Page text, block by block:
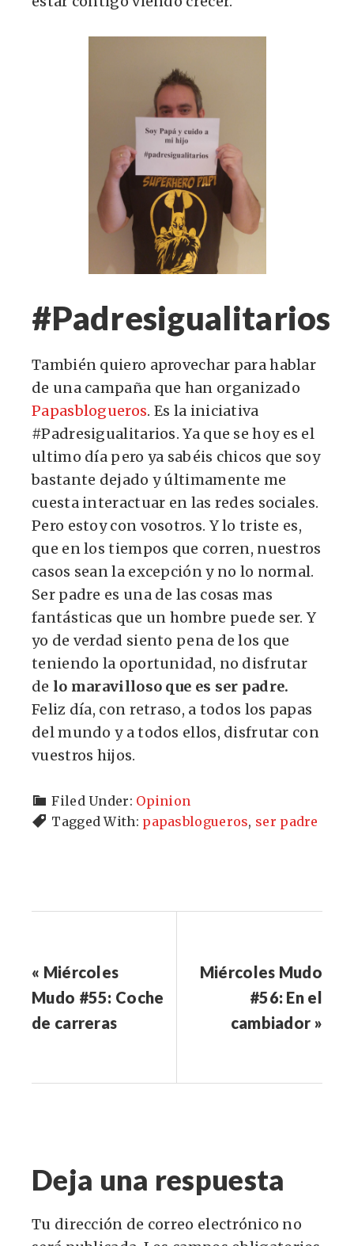
#Padresigualitarios
También quiero aprovechar para hablar
de una campaña que han organizado
Papasblogueros. Es la iniciativa
#Padresigualitarios. Ya que se hoy es el
ultimo día pero ya sabéis chicos que soy
bastante dejado y últimamente me
cuesta interactuar en las redes sociales.
Pero estoy con vosotros. Y lo triste es,
que en los tiempos que corren, nuestros
casos sean la excepción y no lo normal.
Ser padre es una de las cosas mas
fantásticas que un hombre puede ser. Y
yo de verdad siento pena de los que
teniendo la oportunidad, no disfrutar
de lo maravilloso que es ser padre.
Feliz día, con retraso, a todos los papas
del mundo y a todos ellos, disfrutar con
vuestros hijos.
Filed Under: Opinion
Tagged With: papasblogueros, ser padre
« Miércoles
Mudo #55: Coche
de carreras
Miércoles Mudo
#56: En el
cambiador »
Deja una respuesta
Tu dirección de correo electrónico no